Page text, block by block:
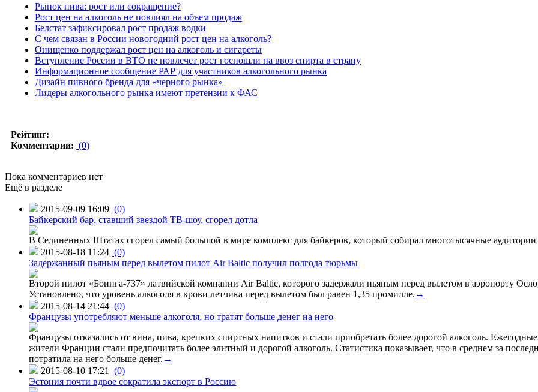
Рынок пива: рост или сокращение?
Рост цен на алкоголь не повлиял на объем продаж
Белстат зафиксировал рост продаж водки
С чем связан в России новогодний рост цен на алкоголь?
Онищенко поддержал рост цен на алкоголь и сигареты
Вступление России в ВТО не повлечет рост госпошли на ввоз спирта в страну
Информационное сообщение РАР для участников алкогольного рынка
Дизайн пивного бренда для «черного рынка»
Лидеры алкогольного рынка имеют претензии к ФАС
Рейтинг:
Комментарии: (0)
Пока комментариев нет
Ещё в разделе
2015-09-09 16:09 (0)
Байкерский бар, ставший звездой ТВ-шоу, сгорел дотла
В Сединенных Штатах сгорел самый большой в мире комплекс для байкеров, который собирал многотысячные аудитории
2015-08-18 11:24 (0)
Задержанный пьяным перед вылетом пилот Air Baltic получил полгода тюрьмы
Второй пилот «Боинга-737» латвийской компании Air Baltic, которого задержали пьяным перед вылетом в аэропорту
Установлено, что уровень алкоголя в крови летчика перед вылетом был равен 1,35 промилле. →
2015-08-14 21:44 (0)
Французы употребляют меньше алкоголя, но тратят больше денег на него
Французы отказались от вина, пива, крепких спиртных напитков и стали приобретать более дорогой алкоголь.
жители Франции стали предпочитать более элитный и дорогой алкоголь. Статистика показывает, что в среднем за
потратила на него больше денег. →
2015-08-10 17:21
(0)
Эстония почти вдвое сократила экспорт в Россию